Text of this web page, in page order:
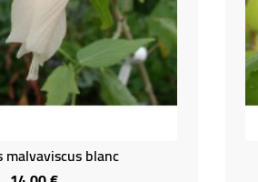
malvaviscus blanc